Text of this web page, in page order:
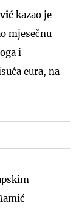
kazao je
mjesečnu
i
eura, na